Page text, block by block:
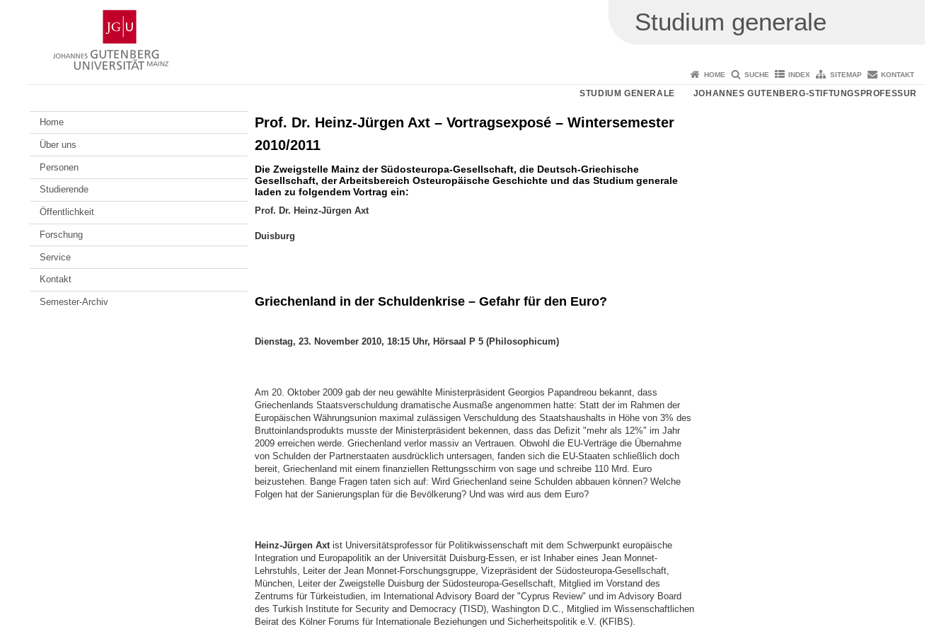
Gutenberg-
Universität
Mainz
Studium generale
HOME SUCHE INDEX SITEMAP KONTAKT
STUDIUM GENERALE JOHANNES GUTENBERG-STIFTUNGSPROFESSUR
Home
Über uns
Personen
Studierende
Öffentlichkeit
Forschung
Service
Kontakt
Semester-Archiv
Prof. Dr. Heinz-Jürgen Axt – Vortragsexposé – Wintersemester
2010/2011
Die Zweigstelle Mainz der Südosteuropa-Gesellschaft, die Deutsch-Griechische
Gesellschaft, der Arbeitsbereich Osteuropäische Geschichte und das Studium generale
laden zu folgendem Vortrag ein:
Prof. Dr. Heinz-Jürgen Axt
Duisburg
Griechenland in der Schuldenkrise – Gefahr für den Euro?
Dienstag, 23. November 2010, 18:15 Uhr, Hörsaal P 5 (Philosophicum)
Am 20. Oktober 2009 gab der neu gewählte Ministerpräsident Georgios Papandreou bekannt, dass
Griechenlands Staatsverschuldung dramatische Ausmaße angenommen hatte: Statt der im Rahmen der
Europäischen Währungsunion maximal zulässigen Verschuldung des Staatshaushalts in Höhe von 3% des
Bruttoinlandsprodukts musste der Ministerpräsident bekennen, dass das Defizit "mehr als 12%" im Jahr
2009 erreichen werde. Griechenland verlor massiv an Vertrauen. Obwohl die EU-Verträge die Übernahme
von Schulden der Partnerstaaten ausdrücklich untersagen, fanden sich die EU-Staaten schließlich doch
bereit, Griechenland mit einem finanziellen Rettungsschirm von sage und schreibe 110 Mrd. Euro
beizustehen. Bange Fragen taten sich auf: Wird Griechenland seine Schulden abbauen können? Welche
Folgen hat der Sanierungsplan für die Bevölkerung? Und was wird aus dem Euro?
Heinz-Jürgen Axtist Universitätsprofessor für Politikwissenschaft mit dem Schwerpunkt europäische
Integration und Europapolitik an der Universität Duisburg-Essen, er ist Inhaber eines Jean Monnet-
Lehrstuhls, Leiter der Jean Monnet-Forschungsgruppe, Vizepräsident der Südosteuropa-Gesellschaft,
München, Leiter der Zweigstelle Duisburg der Südosteuropa-Gesellschaft, Mitglied im Vorstand des
Zentrums für Türkeistudien, im International Advisory Board der "Cyprus Review" und im Advisory Board
des Turkish Institute for Security and Democracy (TISD), Washington D.C., Mitglied im Wissenschaftlichen
Beirat des Kölner Forums für Internationale Beziehungen und Sicherheitspolitik e.V. (KFIBS).